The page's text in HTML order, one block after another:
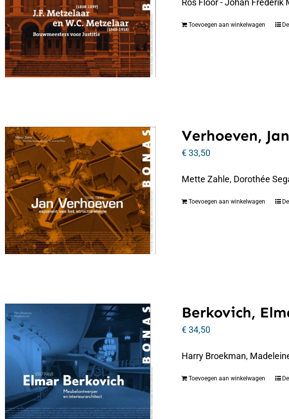
Ros Floor - Johan
Toevoegen aan winkelwagen
Verhoeven, Jan
€33,50
Mette Zahle, Dorothée
Toevoegen aan winkelwagen
Berkovich,
€34,50
Harry Broekman,
Toevoegen aan winkelwagen